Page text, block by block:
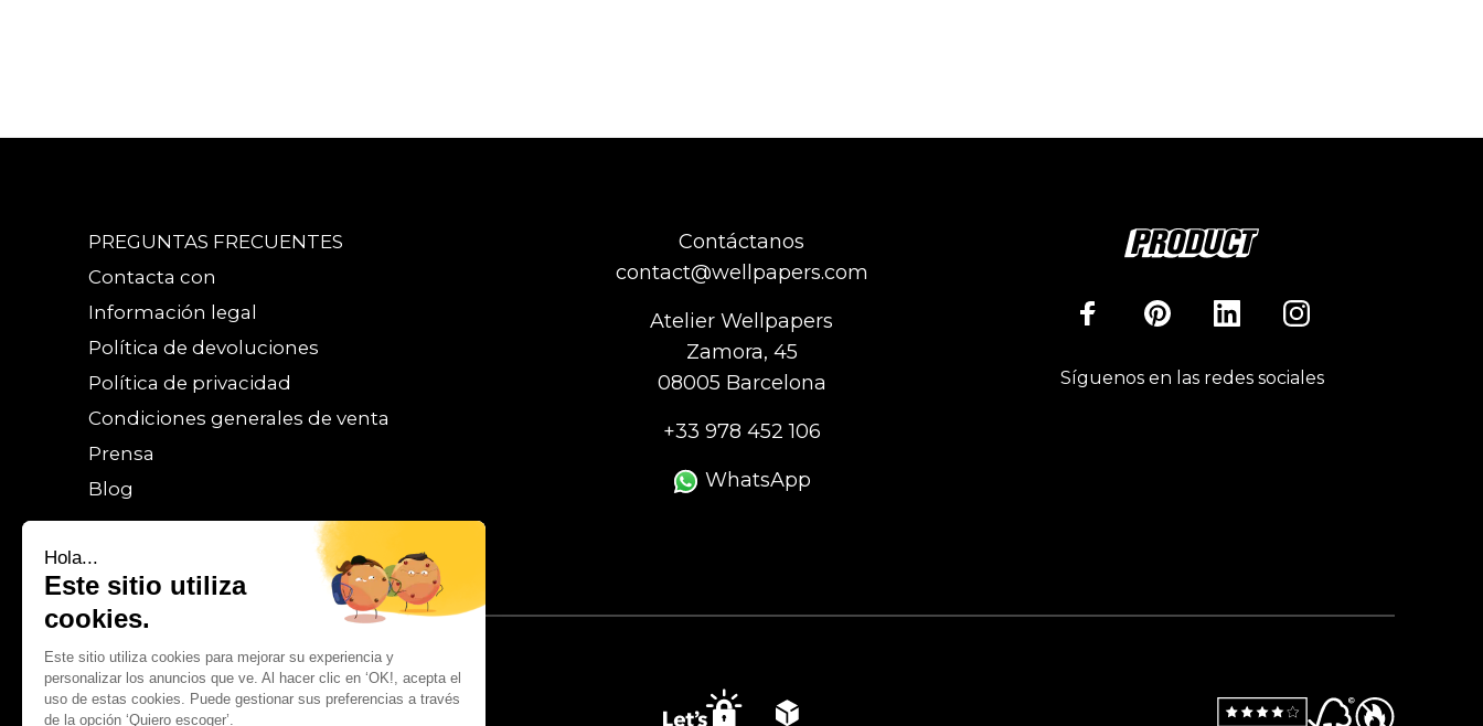
Hola...
Este sitio utiliza
cookies.
Este sitio utiliza cookies para mejorar su experiencia y
personalizar los anuncios que ve. Al hacer clic en ‘OK!, acepta el
uso de estas cookies. Puede gestionar sus preferencias a través
de la opción ‘Quiero escoger’.
PREGUNTAS FRECUENTES
Contacta con
Información legal
Política de devoluciones
Política de privacidad
Condiciones generales de venta
Prensa
Blog
Contáctanos
contact@wellpapers.com
Atelier Wellpapers
Zamora, 45
08005 Barcelona
+33 978 452 106
WhatsApp
Síguenos en las redes sociales